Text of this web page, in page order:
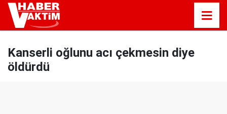
Kanserli oğlunu acı çekmesin diye
öldürdü